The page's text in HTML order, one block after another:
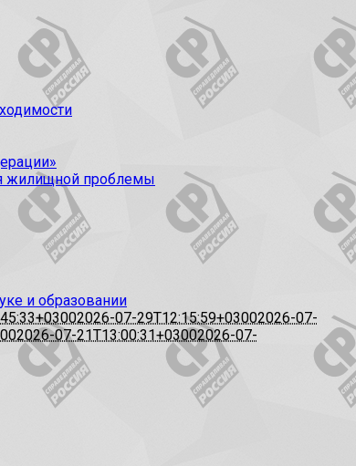
жилищной проблемы
и образовании
2026-07-29T12:15:59+03002026-07-
2026-07-21T13:00:31+03002026-07-